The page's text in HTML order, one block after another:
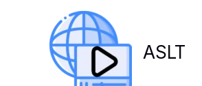
ASLT